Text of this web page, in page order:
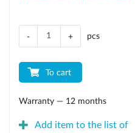
- + pcs
To cart
Warranty — 12 months
Add item to the list of